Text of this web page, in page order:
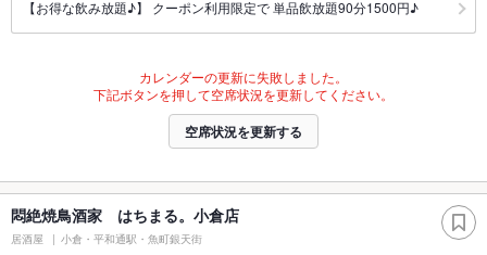
【お得な飲み放題♪】 クーポン利用限定で 単品飲放題90分1500円♪
カレンダーの更新に失敗しました。
下記ボタンを押して空席状況を更新してください。
空席状況を更新する
悶絶焼鳥酒家 はちまる。小倉店
居酒屋 小倉・平和通駅・魚町銀天街